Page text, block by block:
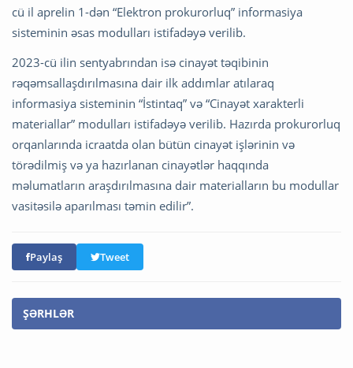
cü il aprelin 1-dən “Elektron prokurorluq” informasiya
sisteminin əsas modulları istifadəyə verilib.
2023-cü ilin sentyabrından isə cinayət təqibinin
rəqəmsallaşdırılmasına dair ilk addımlar atılaraq
informasiya sisteminin “İstintaq” və “Cinayət xarakterli
materiallar” modulları istifadəyə verilib. Hazırda prokurorluq
orqanlarında icraatda olan bütün cinayət işlərinin və
törədilmiş və ya hazırlanan cinayətlər haqqında
məlumatların araşdırılmasına dair materialların bu modullar
vasitəsilə aparılması təmin edilir”.
Paylaş Tweet
ŞƏRHLƏR